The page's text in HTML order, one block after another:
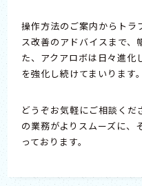
操作方法のご案内からトラ
ス改善のアドバイスまで、
た、アクアロボは日々進化
を強化し続けてまいります。
どうぞお気軽にご相談くだ
の業務がよりスムーズに、
っております。